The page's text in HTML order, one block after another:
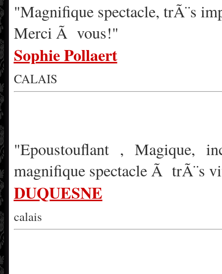
"Magnifique spectacle, trÃ¨s
Merci Ã vous!"
Sophie Pollaert
CALAIS
"Epoustouflant ,
magnifique spectacle Ã trÃ¨s
DUQUESNE
calais